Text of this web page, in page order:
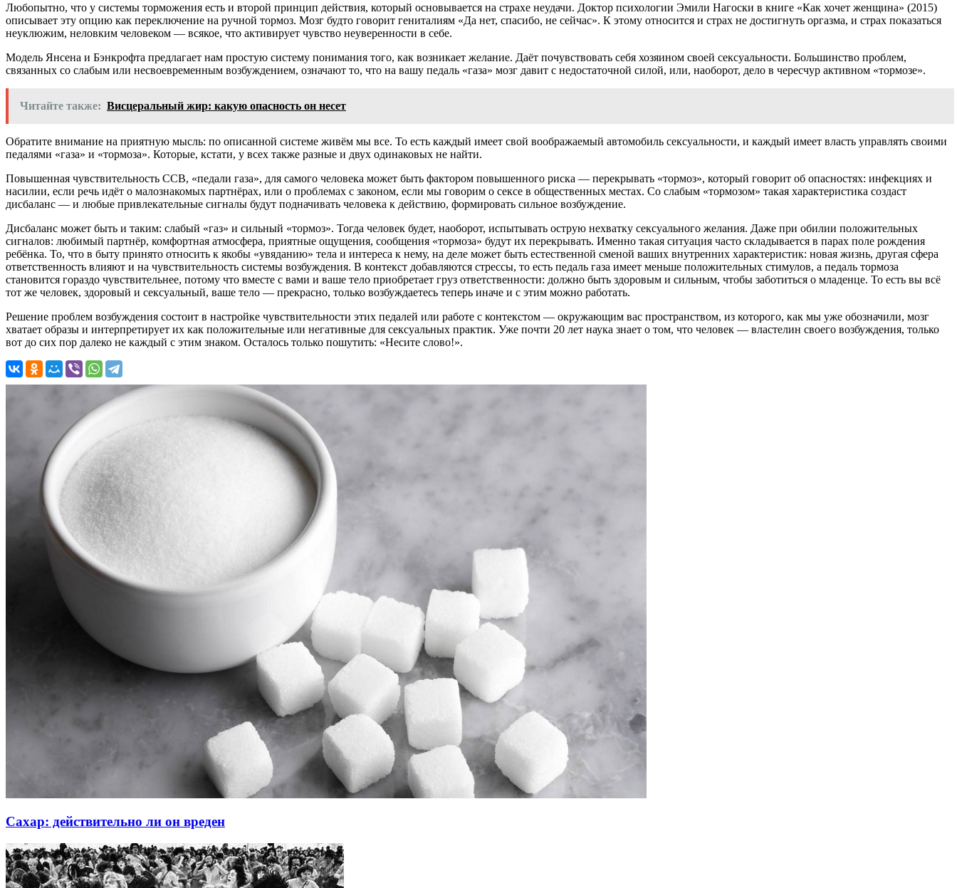
Любопытно, что у системы торможения есть и второй принцип действия, который основывается на страхе неудачи. Доктор психологии Эмили Нагоски в книге «Как хочет женщина» (2015)
описывает эту опцию как переключение на ручной тормоз. Мозг будто говорит гениталиям «Да нет, спасибо, не сейчас». К этому относится и страх не достигнуть оргазма, и страх показаться
неуклюжим, неловким человеком — всякое, что активирует чувство неуверенности в себе.
Модель Янсена и Бэнкрофта предлагает нам простую систему понимания того, как возникает желание. Даёт почувствовать себя хозяином своей сексуальности. Большинство проблем,
связанных со слабым или несвоевременным возбуждением, означают то, что на вашу педаль «газа» мозг давит с недостаточной силой, или, наоборот, дело в чересчур активном «тормозе».
Читайте также: Висцеральный жир: какую опасность он несет
Обратите внимание на приятную мысль: по описанной системе живём мы все. То есть каждый имеет свой воображаемый автомобиль сексуальности, и каждый имеет власть управлять своими
педалями «газа» и «тормоза». Которые, кстати, у всех также разные и двух одинаковых не найти.
Повышенная чувствительность ССВ, «педали газа», для самого человека может быть фактором повышенного риска — перекрывать «тормоз», который говорит об опасностях: инфекциях и
насилии, если речь идёт о малознакомых партнёрах, или о проблемах с законом, если мы говорим о сексе в общественных местах. Со слабым «тормозом» такая характеристика создаст
дисбаланс — и любые привлекательные сигналы будут подначивать человека к действию, формировать сильное возбуждение.
Дисбаланс может быть и таким: слабый «газ» и сильный «тормоз». Тогда человек будет, наоборот, испытывать острую нехватку сексуального желания. Даже при обилии положительных
сигналов: любимый партнёр, комфортная атмосфера, приятные ощущения, сообщения «тормоза» будут их перекрывать. Именно такая ситуация часто складывается в парах поле рождения
ребёнка. То, что в быту принято относить к якобы «увяданию» тела и интереса к нему, на деле может быть естественной сменой ваших внутренних характеристик: новая жизнь, другая сфера
ответственность влияют и на чувствительность системы возбуждения. В контекст добавляются стрессы, то есть педаль газа имеет меньше положительных стимулов, а педаль тормоза
становится гораздо чувствительнее, потому что вместе с вами и ваше тело приобретает груз ответственности: должно быть здоровым и сильным, чтобы заботиться о младенце. То есть вы всё
тот же человек, здоровый и сексуальный, ваше тело — прекрасно, только возбуждаетесь теперь иначе и с этим можно работать.
Решение проблем возбуждения состоит в настройке чувствительности этих педалей или работе с контекстом — окружающим вас пространством, из которого, как мы уже обозначили, мозг
хватает образы и интерпретирует их как положительные или негативные для сексуальных практик. Уже почти 20 лет наука знает о том, что человек — властелин своего возбуждения, только
вот до сих пор далеко не каждый с этим знаком. Осталось только пошутить: «Несите слово!».
Сахар: действительно ли он вреден